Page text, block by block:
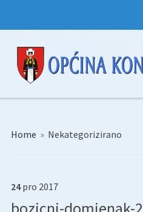
Home » Nekategorizirano
24 pro 2017